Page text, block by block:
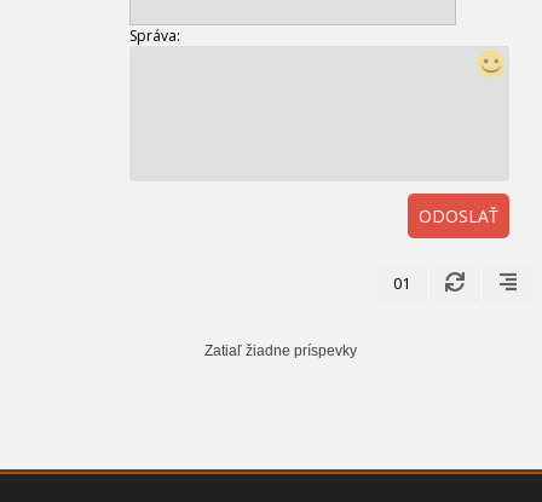
Správa:
ODOSLAŤ
01
Zatiaľ žiadne príspevky